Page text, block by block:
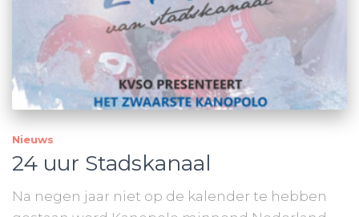
Nieuws
24 uur Stadskanaal
Na negen jaar niet op de kalender te hebben